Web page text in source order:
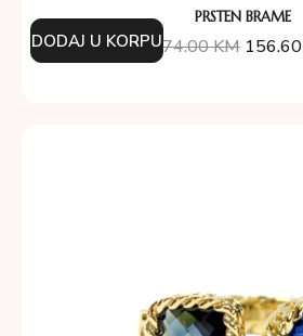
PRSTEN BRAME
174.00KM 156.60
DODAJ U KORPU